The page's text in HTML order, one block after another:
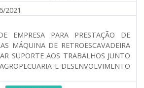
2021
EMPRESA PARA PRESTAÇÃO DE
MÁQUINA DE RETROESCAVADEIRA
SUPORTE AOS TRABALHOS JUNTO
E DESENVOLVIMENTO